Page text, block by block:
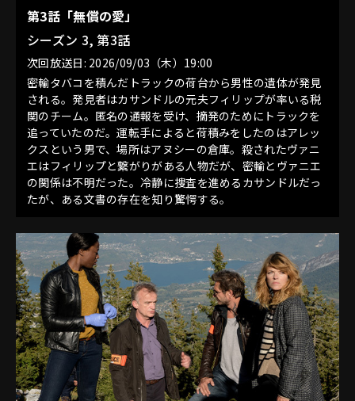
第3話「無償の愛」
シーズン 3, 第3話
次回放送日: 2026/09/03（木）19:00
密輸タバコを積んだトラックの荷台から男性の遺体が発見
される。発見者はカサンドルの元夫フィリップが率いる税
関のチーム。匿名の通報を受け、摘発のためにトラックを
追っていたのだ。運転手によると荷積みをしたのはアレッ
クスという男で、場所はアヌシーの倉庫。殺されたヴァニ
エはフィリップと繋がりがある人物だが、密輸とヴァニエ
の関係は不明だった。冷静に捜査を進めるカサンドルだっ
たが、ある文書の存在を知り驚愕する。